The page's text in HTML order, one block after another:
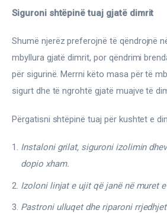
Ortopedi dhe Fizioterapi
Regjim ushqimor
COVID-19
Siguroni shtëpinë tuaj gjatë dimrit
Shumë njerëz preferojnë të qëndrojnë
mbyllura gjatë dimrit, por qëndrimi
për sigurinë. Merrni këto masa për të
sigurt dhe të ngrohtë gjatë muajve të
Përgatisni shtëpinë tuaj për kushtet e
Instaloni grilat, siguroni izolimin
dopio xham.
Izoloni linjat e ujit që janë në muret
Pastroni ulluqet dhe riparoni